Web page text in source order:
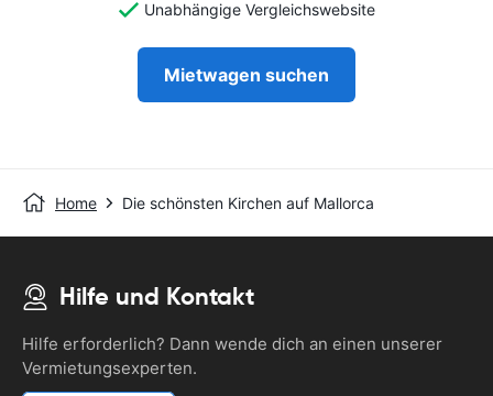
Unabhängige Vergleichswebsite
Mietwagen suchen
Home Die schönsten Kirchen auf Mallorca
Hilfe und Kontakt
Hilfe erforderlich? Dann wende dich an einen unserer
Vermietungsexperten.